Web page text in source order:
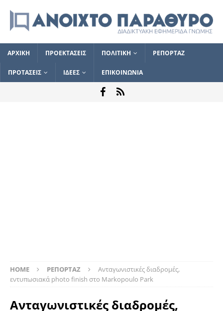
ΑΡΧΙΚΗ ΠΡΟΕΚΤΑΣΕΙΣ ΠΟΛΙΤΙΚΗ ΡΕΠΟΡΤΑΖ
ΠΡΟΤΑΣΕΙΣ ΙΔΕΕΣ ΕΠΙΚΟΙΝΩΝΙΑ
HOME ΡΕΠΟΡΤΑΖ
Ανταγωνιστικές διαδρομές,
εντυπωσιακά photo finish στο Markopoulo Park
Ανταγωνιστικές διαδρομές,